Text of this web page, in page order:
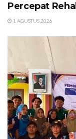
Percepat
1 AGUSTUS 2026